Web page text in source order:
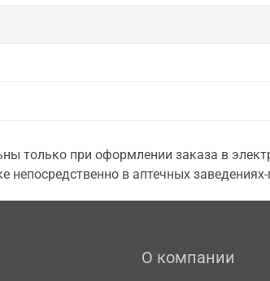
только при оформлении заказа в
в аптечных
О компании